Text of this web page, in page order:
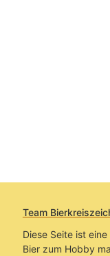
Team
Diese Seite ist
Bier zum Hobby